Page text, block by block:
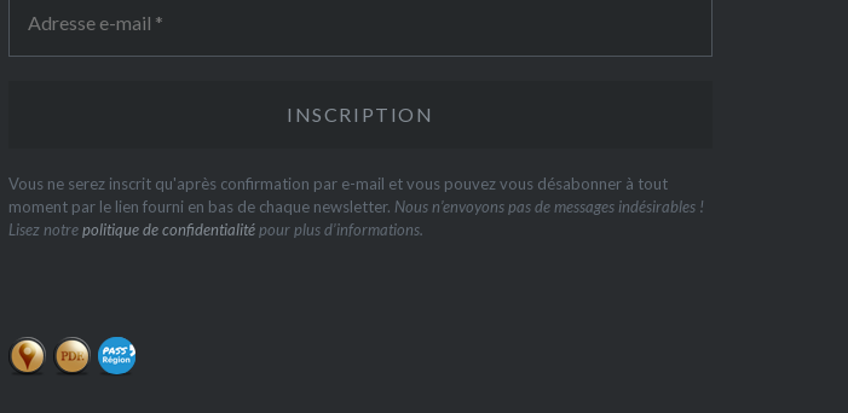
Vous ne serez inscrit qu'après confirmation par e-mail et vous pouvez vous désabonner à tout
moment par le lien fourni en bas de chaque newsletter. Nous n’envoyons pas de messages indésirables !
Lisez notrepolitique de confidentialitépour plus d’informations.